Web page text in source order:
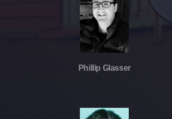
Phillip Glasser